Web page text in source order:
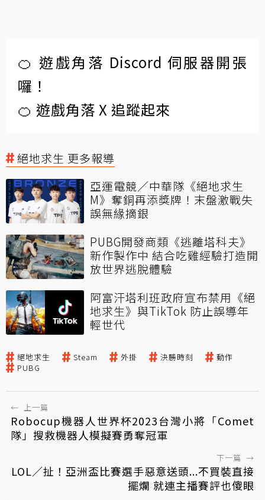
🍊 遊戲角落 Discord 伺服器開張
囉！
🍊 遊戲角落 X 追蹤起來
絕地求生 更多報導
亞運電競／中華隊《絕地求生
M》奪銅再添獎牌！末盤激戰失
誤無緣摘銀
PUBG開發商類《逃離塔科夫》
新作製作中 結合吃雞經驗打造開
放世界逃脫體驗
阿富汗塔利班政府宣布禁用《絕
地求生》與TikTok 防止誤導年
輕世代
絕地求生 Steam 外掛 決勝時刻
動作
PUBG
← 上一篇
Robocup機器人世界杯2023台灣小將「Comet
隊」搜救機器人模擬賽勇奪冠軍
下一篇 →
LOL／扯！亞洲盃比賽選手惡意送頭...不買裝直接
擺爛 就連主播賽評也傻眼